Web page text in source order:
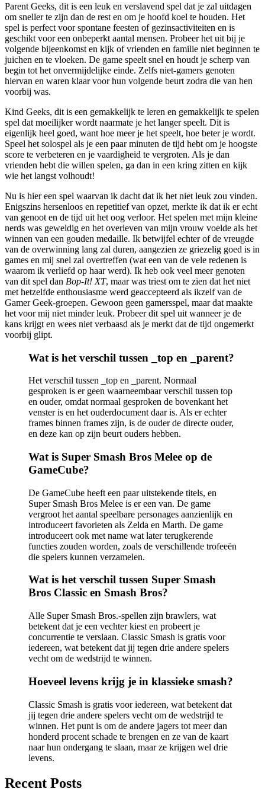
Parent Geeks, dit is een leuk en verslavend spel dat je zal uitdagen
om sneller te zijn dan de rest en om je hoofd koel te houden. Het
spel is perfect voor spontane feesten of gezinsactiviteiten en is
geschikt voor een onbeperkt aantal mensen. Probeer het uit bij je
volgende bijeenkomst en kijk of vrienden en familie niet beginnen te
juichen en te vloeken. De game speelt snel en houdt je scherp van
begin tot het onvermijdelijke einde. Zelfs niet-gamers genoten
hiervan en waren klaar voor hun volgende beurt zodra die van hen
voorbij was.
Kind Geeks, dit is een gemakkelijk te leren en gemakkelijk te spelen
spel dat moeilijker wordt naarmate je het langer speelt. Dit is
eigenlijk heel goed, want hoe meer je het speelt, hoe beter je wordt.
Speel het solospel als je een paar minuten de tijd hebt om je hoogste
score te verbeteren en je vaardigheid te vergroten. Als je dan
vrienden hebt die willen spelen, ga dan in een kring zitten en kijk
wie het langst volhoudt!
Nu is hier een spel waarvan ik dacht dat ik het niet leuk zou vinden.
Enigszins hersenloos en repetitief van opzet, merkte ik dat ik er echt
van genoot en de tijd uit het oog verloor. Het spelen met mijn kleine
nerds was geweldig en het overleven van mijn vrouw voelde als het
winnen van een gouden medaille. Ik betwijfel echter of de vreugde
van de overwinning lang zal duren, aangezien ze griezelig goed is in
games en mij snel zal overtreffen (wat een van de vele redenen is
waarom ik verliefd op haar werd). Ik heb ook veel meer genoten
van dit spel dan Bop-It! XT, maar was triest om te zien dat het niet
met hetzelfde enthousiasme werd geaccepteerd als ikzelf van de
Gamer Geek-groepen. Gewoon geen gamersspel, maar dat maakte
het voor mij niet minder leuk. Probeer dit spel uit wanneer je de
kans krijgt en wees niet verbaasd als je merkt dat de tijd ongemerkt
voorbij glipt.
Wat is het verschil tussen _top en _parent?
Het verschil tussen _top en _parent. Normaal
gesproken is er geen waarneembaar verschil tussen top
en ouder, omdat normaal gesproken de bovenkant het
venster is en het ouderdocument daar is. Als er echter
frames binnen frames zijn, is de ouder de directe ouder,
en deze kan op zijn beurt ouders hebben.
Wat is Super Smash Bros Melee op de
GameCube?
De GameCube heeft een paar uitstekende titels, en
Super Smash Bros Melee is er een van. De game
vergroot het aantal speelbare personages aanzienlijk en
introduceert favorieten als Zelda en Marth. De game
introduceert ook met name wat later terugkerende
functies zouden worden, zoals de verschillende trofeeën
die spelers kunnen verzamelen.
Wat is het verschil tussen Super Smash
Bros Classic en Smash Bros?
Alle Super Smash Bros.-spellen zijn brawlers, wat
betekent dat je een vechter kiest en probeert je
concurrentie te verslaan. Classic Smash is gratis voor
iedereen, wat betekent dat jij tegen drie andere spelers
vecht om de wedstrijd te winnen.
Hoeveel levens krijg je in klassieke smash?
Classic Smash is gratis voor iedereen, wat betekent dat
jij tegen drie andere spelers vecht om de wedstrijd te
winnen. Het punt is om de andere jagers tot meer dan
honderd procent schade te brengen en ze van de kaart
naar hun ondergang te slaan, maar ze krijgen wel drie
levens.
Recent Posts